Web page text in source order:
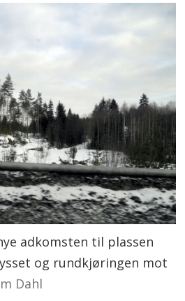
adkomsten til plassen
og rundkjøringen mot
Dahl